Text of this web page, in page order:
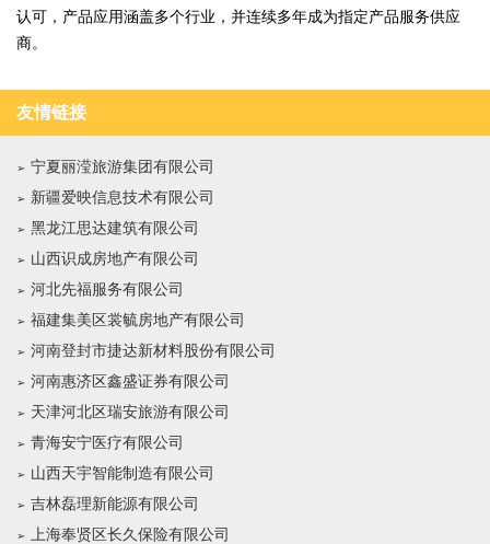
认可，产品应用涵盖多个行业，并连续多年成为指定产品服务供应
商。
友情链接
宁夏丽滢旅游集团有限公司
新疆爱映信息技术有限公司
黑龙江思达建筑有限公司
山西识成房地产有限公司
河北先福服务有限公司
福建集美区裳毓房地产有限公司
河南登封市捷达新材料股份有限公司
河南惠济区鑫盛证券有限公司
天津河北区瑞安旅游有限公司
青海安宁医疗有限公司
山西天宇智能制造有限公司
吉林磊理新能源有限公司
上海奉贤区长久保险有限公司